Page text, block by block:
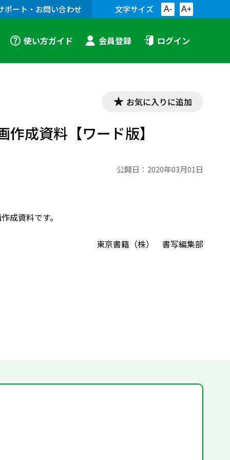
ポート・お問い合わせ 文字サイズ A- A+
使い方ガイド 会員登録 ログイン
お気に入りに追加
成資料【ワード版】
公開日： 2020年03月01日
成資料です。
東京書籍（株） 書写編集部